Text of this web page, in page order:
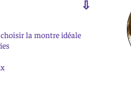
la montre idéale